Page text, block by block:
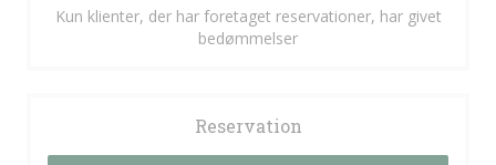
Kun klienter, der har foretaget reservationer, har givet
bedømmelser
Reservation